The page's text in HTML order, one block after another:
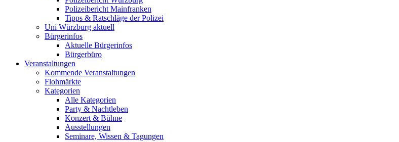
Polizeibericht Mainfranken
Tipps & Ratschläge der Polizei
Uni Würzburg aktuell
Bürgerinfos
Aktuelle Bürgerinfos
Bürgerbüro
Veranstaltungen
Kommende Veranstaltungen
Flohmärkte
Kategorien
Alle Kategorien
Party & Nachtleben
Konzert & Bühne
Ausstellungen
Seminare, Wissen & Tagungen